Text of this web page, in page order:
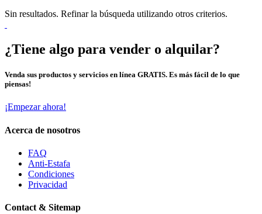
Sin resultados. Refinar la búsqueda utilizando otros criterios.
¿Tiene algo para vender o alquilar?
Venda sus productos y servicios en línea GRATIS. Es más fácil de lo que
piensas!
¡Empezar ahora!
Acerca de nosotros
FAQ
Anti-Estafa
Condiciones
Privacidad
Contact & Sitemap